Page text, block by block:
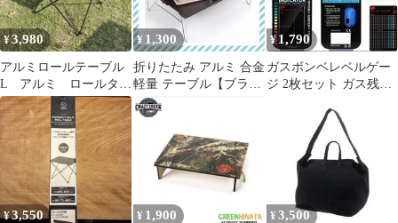
¥3,980
アルミロールテーブル
L アルミ ロールタイ
プ GEJ-ARTL 高さ
40cm
¥ 1,300
折りたたみ アルミ 合金
軽量 テーブル【ブラッ
ク/レッド/オレンジ】
¥ 1,790
ガスボンベレベルゲー
ジ 2枚セット ガス残量
¥3,550 ¥ 1,900 ¥ 3,500